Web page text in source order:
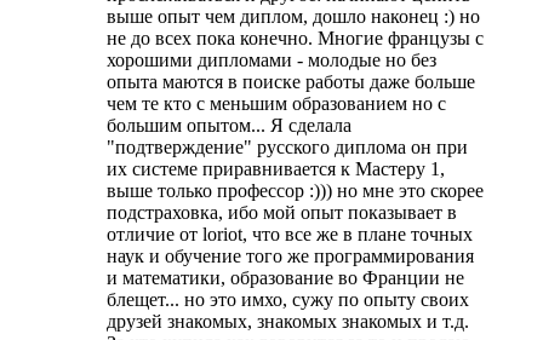
выше опыт чем диплом, дошло наконец :) но
не до всех пока конечно. Многие французы с
хорошими дипломами - молодые но без
опыта маются в поиске работы даже больше
чем те кто с меньшим образованием но с
большим опытом... Я сделала
"подтверждение" русского диплома он при
их системе приравнивается к Мастеру 1,
выше только профессор :))) но мне это скорее
подстраховка, ибо мой опыт показывает в
отличие от loriot, что все же в плане точных
наук и обучение того же программирования
и математики, образование во Франции не
блещет... но это имхо, сужу по опыту своих
друзей знакомых, знакомых знакомых и т.д.